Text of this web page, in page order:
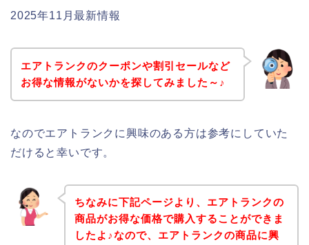
2025年11月最新情報
エアトランクのクーポンや割引セールなど
お得な情報がないかを探してみました～♪
なのでエアトランクに興味のある方は参考にしていた
だけると幸いです。
ちなみに下記ページより、エアトランクの
商品がお得な価格で購入することができま
したよ♪なので、エアトランクの商品に興